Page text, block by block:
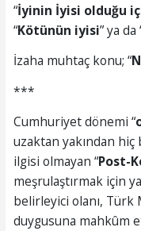
“İyinin İyisi olduğu i
“Kötünün iyisi” ya da
İzaha muhtaç konu; “
***
Cumhuriyet dönemi “
uzaktan yakından hiç
ilgisi olmayan “Post-
meşrulaştırmak için
belirleyici olanı,
duygusuna mahkûm